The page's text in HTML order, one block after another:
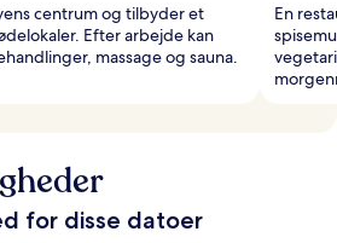
centrum og tilbyder et
Efter arbejde kan
massage og sauna.
En
for disse datoer